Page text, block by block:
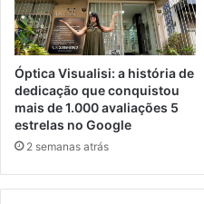
Óptica Visualisi: a história de
dedicação que conquistou
mais de 1.000 avaliações 5
estrelas no Google
2 semanas atrás